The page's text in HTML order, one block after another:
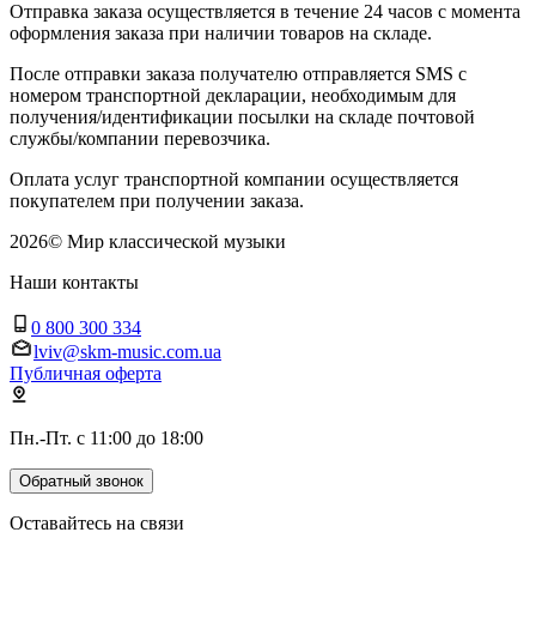
Отправка заказа осуществляется в течение 24 часов с момента
оформления заказа при наличии товаров на складе.
После отправки заказа получателю отправляется SMS с
номером транспортной декларации, необходимым для
получения/идентификации посылки на складе почтовой
службы/компании перевозчика.
Оплата услуг транспортной компании осуществляется
покупателем при получении заказа.
2026© Мир классической музыки
Наши контакты
0 800 300 334
lviv@skm-music.com.ua
Публичная оферта
Пн.-Пт. с 11:00 до 18:00
Обратный звонок
Оставайтесь на связи